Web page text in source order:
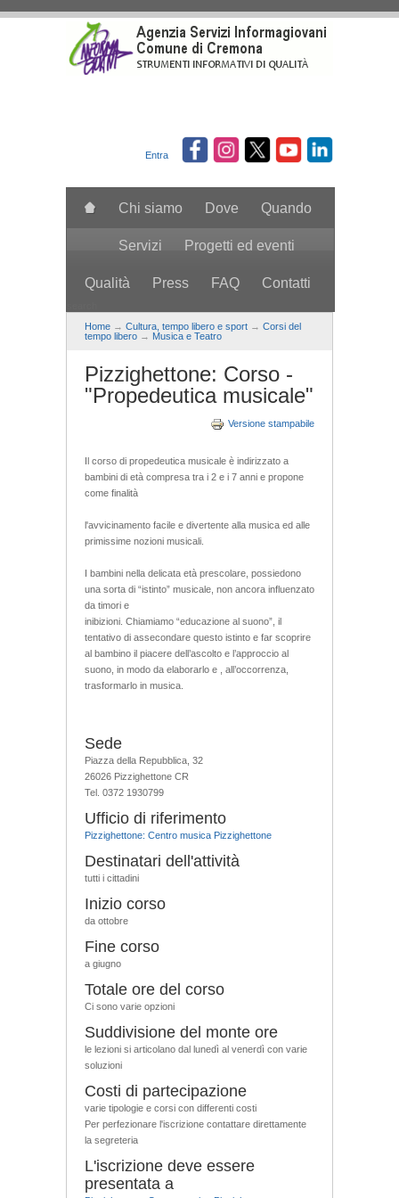
Entra
Chi siamo Dove Quando
Servizi Progetti ed eventi
Qualità Press FAQ Contatti
Home → Cultura, tempo libero e sport → Corsi del
tempo libero → Musica e Teatro
Pizzighettone: Corso -
"Propedeutica musicale"
Versione stampabile
Il corso di propedeutica musicale è indirizzato a
bambini di età compresa tra i 2 e i 7 anni e propone
come finalità
l'avvicinamento facile e divertente alla musica ed alle
primissime nozioni musicali.
I bambini nella delicata età prescolare, possiedono
una sorta di “istinto” musicale, non ancora influenzato
da timori e
inibizioni. Chiamiamo “educazione al suono”, il
tentativo di assecondare questo istinto e far scoprire
al bambino il piacere dell’ascolto e l’approccio al
suono, in modo da elaborarlo e , all’occorrenza,
trasformarlo in musica.
Sede
Piazza della Repubblica, 32
26026 Pizzighettone CR
Tel. 0372 1930799
Ufficio di riferimento
Pizzighettone: Centro musica Pizzighettone
Destinatari dell'attività
tutti i cittadini
Inizio corso
da ottobre
Fine corso
a giugno
Totale ore del corso
Ci sono varie opzioni
Suddivisione del monte ore
le lezioni si articolano dal lunedì al venerdì con varie
soluzioni
Costi di partecipazione
varie tipologie e corsi con differenti costi
Per perfezionare l'iscrizione contattare direttamente
la segreteria
L'iscrizione deve essere
presentata a